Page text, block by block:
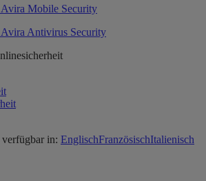
Mobile Security
Antivirus Security
in: EnglischFranzösischItalienisch